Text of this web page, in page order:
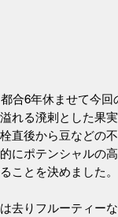
合6年休ませて今回
れる溌剌とした果
直後から豆などの
にポテンシャルの
ことを決めました。
去りフルーティー